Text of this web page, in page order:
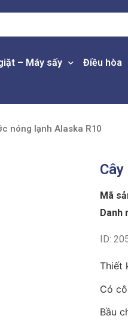
– Máy sấy Điều hòa
nóng lạnh Alaska R10
Mã
Danh
ID:
Thiết
Có
Bầu